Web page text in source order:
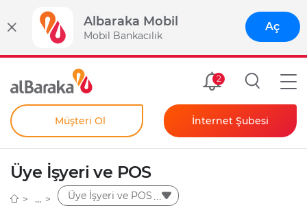
Albaraka Mobil
Mobil Bankacılık
Aç
Size Özel
2
Müşteri Ol
Kendim İçin
Şahıs Firmam İçin
İnternet Şubesi
Bireysel
Üye İşyeri ve POS
Üye İşyeri ve POS